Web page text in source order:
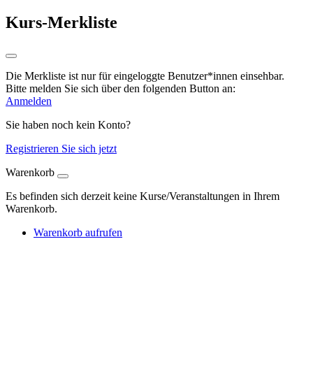
Kurs-Merkliste
Die Merkliste ist nur für eingeloggte Benutzer*innen einsehbar.
Bitte melden Sie sich über den folgenden Button an:
Anmelden
Sie haben noch kein Konto?
Registrieren Sie sich jetzt
Warenkorb
Es befinden sich derzeit keine Kurse/Veranstaltungen in Ihrem
Warenkorb.
Warenkorb aufrufen